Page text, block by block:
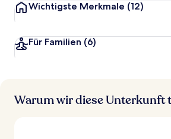
Wichtigste Merkmale (12)
Für Familien (6)
Warum wir diese Unterkunft